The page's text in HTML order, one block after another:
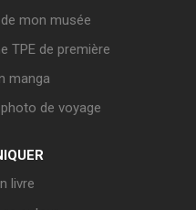
mon musée
TPE de première
manga
de voyage
livre